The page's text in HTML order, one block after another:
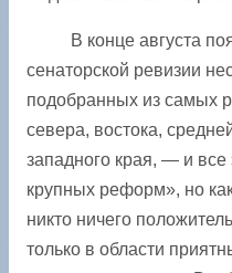
В конце августа
сенаторской ревизии
подобранных из самых
севера, востока,
западного края, — и все
крупных реформ», но
никто ничего
только в области